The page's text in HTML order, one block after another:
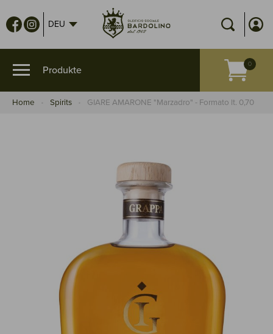
DEU
Home Spirits GIARE AMARONE "Marzadro" - Formato lt. 0,70